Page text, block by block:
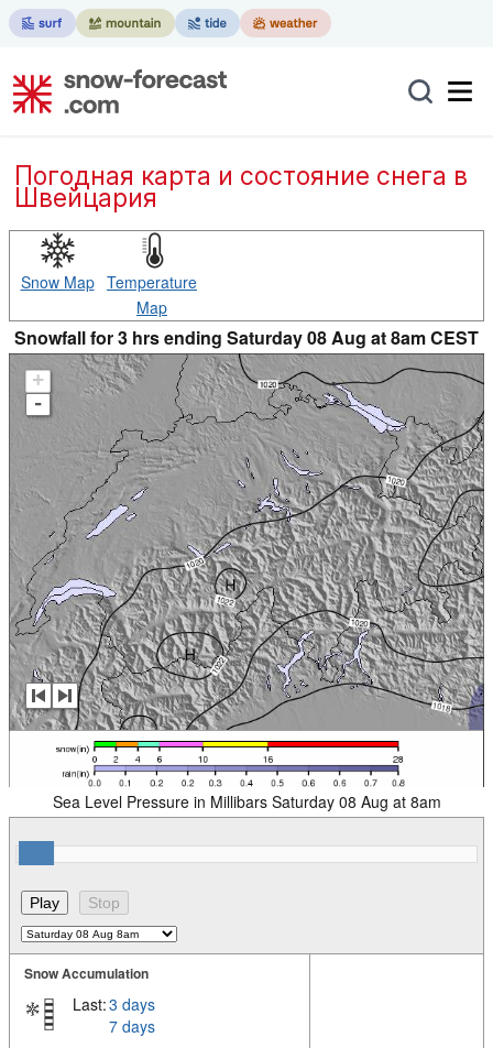
Погодная карта и состояние снега в
Швейцария
Snow Map Temperature
Map
Snowfall for 3 hrs ending Saturday 08 Aug at 8am CEST
+
-
Sea Level Pressure in Millibars Saturday 08 Aug at 8am
Snow Accumulation
Last:3 days
7 days